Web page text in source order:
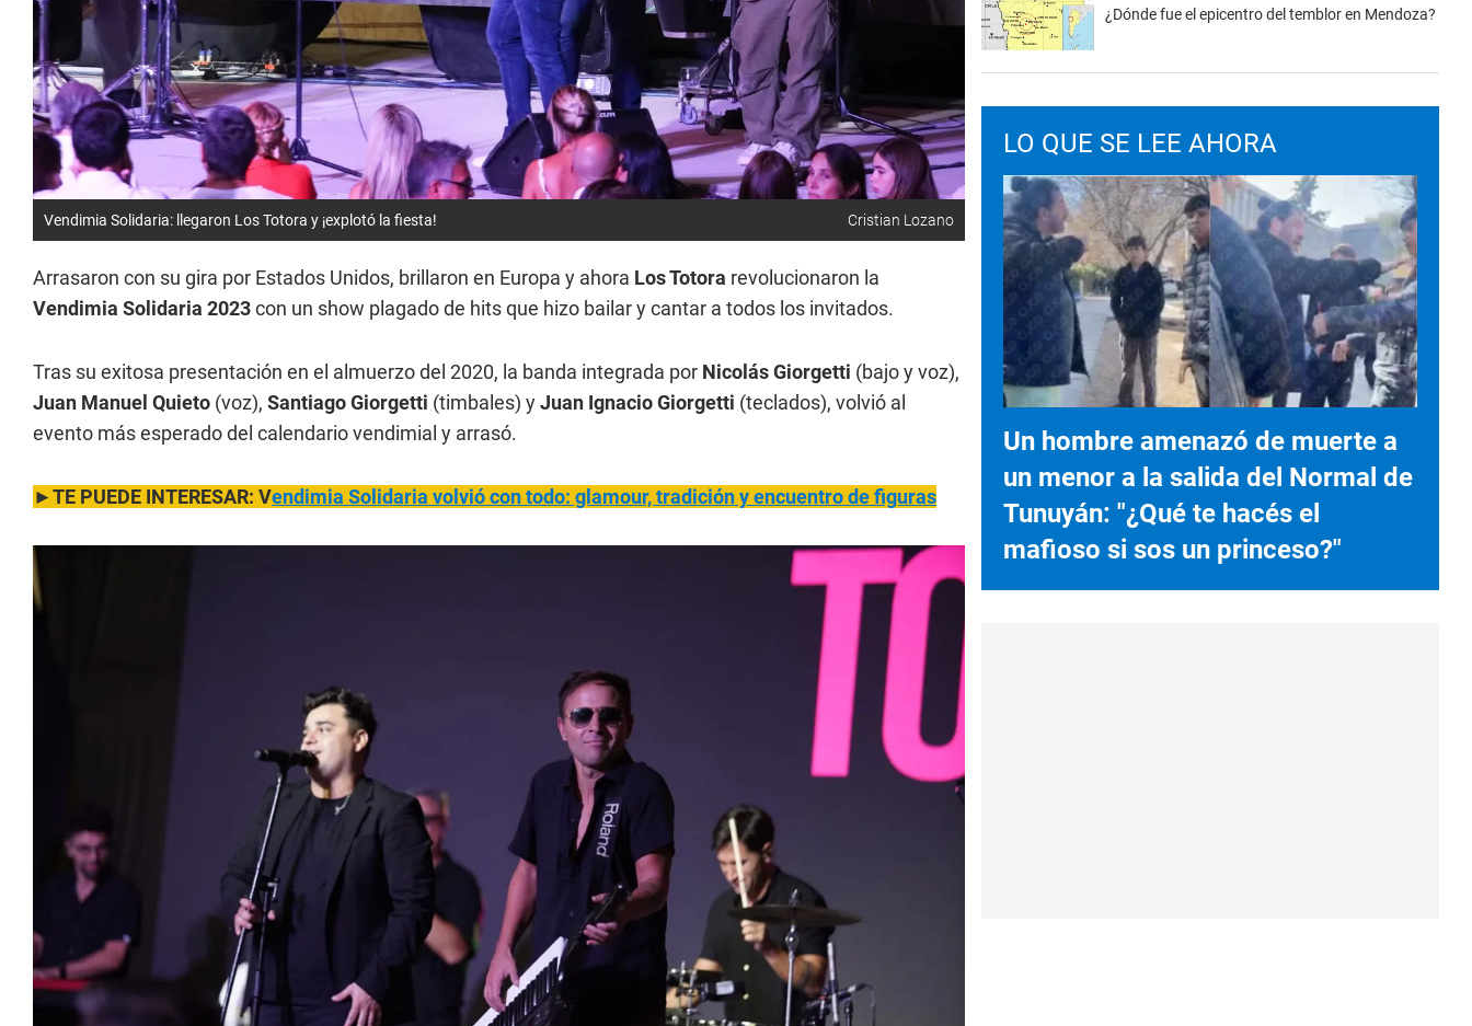
Vendimia Solidaria: llegaron Los Totora y ¡explotó la fiesta! Cristian Lozano
Arrasaron con su gira por Estados Unidos, brillaron en Europa y ahora Los Totora revolucionaron la
Vendimia Solidaria 2023con un show plagado de hits que hizo bailar y cantar a todos los invitados.
Tras su exitosa presentación en el almuerzo del 2020, la banda integrada por Nicolás Giorgetti (bajo y voz),
Juan Manuel Quieto (voz), Santiago Giorgetti (timbales) yJuan Ignacio Giorgetti (teclados), volvió al
evento más esperado del calendario vendimial y arrasó.
►TE PUEDE INTERESAR: Vendimia Solidaria volvió con todo: glamour, tradición y encuentro de figuras
¿Dónde fue el epicentro del temblor en Mendoza?
LO QUE SE LEE AHORA
Un hombre amenazó de muerte a
un menor a la salida del Normal de
Tunuyán: "¿Qué te hacés el
mafioso si sos un princeso?"